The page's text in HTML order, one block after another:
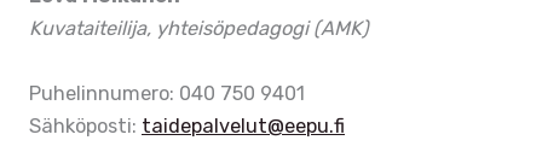
Kuvataiteilija, yhteisöpedagogi (AMK)
Puhelinnumero: 040 750 9401
Sähköposti: taidepalvelut@eepu.fi